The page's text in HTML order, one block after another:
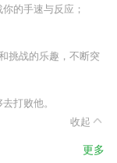
的手速与反应；
挑战的乐趣，不断突
打败他。
收起
更多